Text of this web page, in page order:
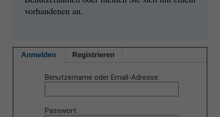
vorhandenen an.
Anmelden Registrieren
Benutzername oder Email-Adresse
Passwort